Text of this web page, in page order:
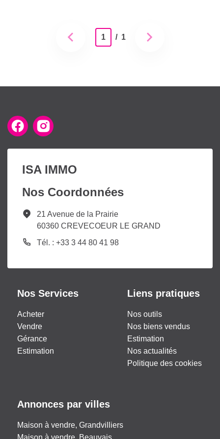
1 / 1
ISA IMMO
Nos Coordonnées
21 Avenue de la Prairie
60360 CREVECOEUR LE GRAND
Tél. : +33 3 44 80 41 98
Nos Services
Acheter
Vendre
Gérance
Estimation
Liens pratiques
Nos outils
Nos biens vendus
Estimation
Nos actualités
Politique des cookies
Annonces par villes
Maison à vendre, Grandvilliers
Maison à vendre, Beauvais